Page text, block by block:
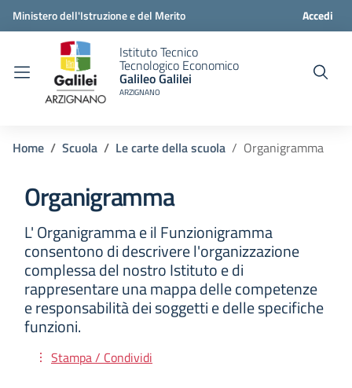
Ministero dell'Istruzione e del Merito Accedi
Istituto Tecnico
Tecnologico Economico
Galileo Galilei
ARZIGNANO
Home Scuola Le carte della scuola Organigramma
Organigramma
L' Organigramma e il Funzionigramma
consentono di descrivere l'organizzazione
complessa del nostro Istituto e di
rappresentare una mappa delle competenze
e responsabilità dei soggetti e delle specifiche
funzioni.
Stampa / Condividi